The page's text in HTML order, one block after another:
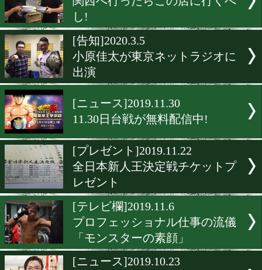
[告知]2020.3.16
ジアクロがアスリート応援
ンペーンを実施
[店紹介]2020.3.6
関西へ行ったらこの店に行
[告知]2020.3.5
小原佳太が東京ネットラジ
出演
[ニュース]2019.11.30
11.30日台戦が無料配信中!